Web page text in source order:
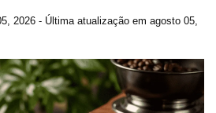
2026 - Última atualização em agosto 05,